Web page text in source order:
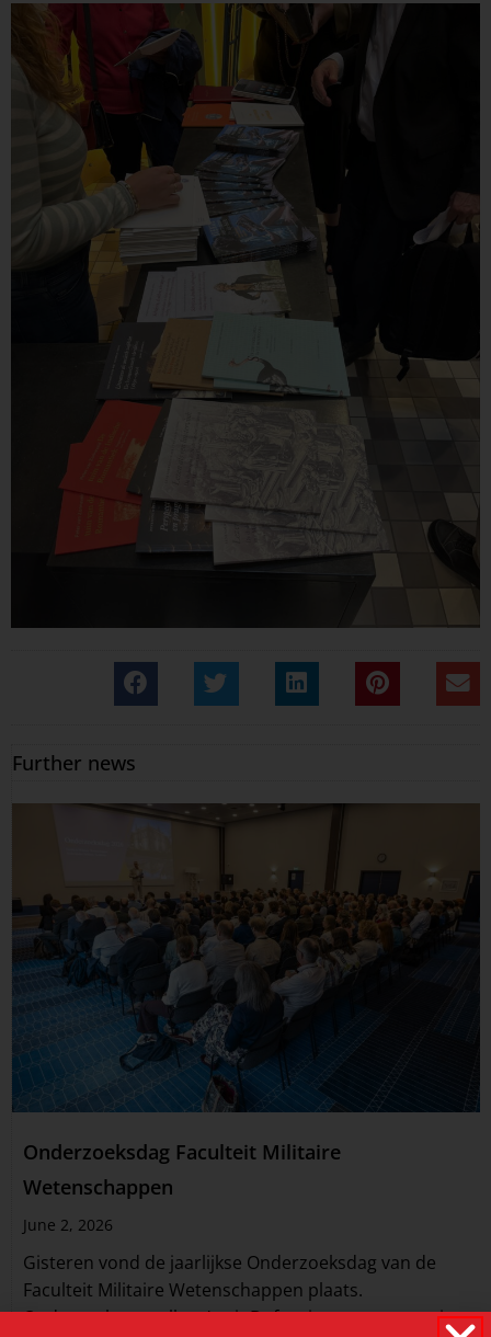
Further news
Onderzoeksdag Faculteit Militaire
Wetenschappen
June 2, 2026
Gisteren vond de jaarlijkse Onderzoeksdag van de
Faculteit Militaire Wetenschappen plaats.
Onderzoekers, collega’s uit Defensie en partners uit